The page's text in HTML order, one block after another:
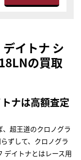
イトナ シ
の買取
ナは高額査定
、超王道のクロノグラ
ずして、クロノグラ
デイトナとはレース用